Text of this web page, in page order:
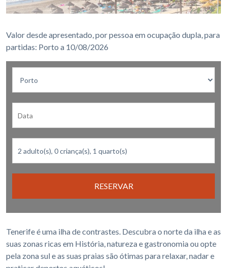
Valor desde apresentado, por pessoa em ocupação dupla, para
partidas: Porto a 10/08/2026
RESERVAR
Tenerife é uma ilha de contrastes. Descubra o norte da ilha e as
suas zonas ricas em História, natureza e gastronomia ou opte
pela zona sul e as suas praias são ótimas para relaxar, nadar e